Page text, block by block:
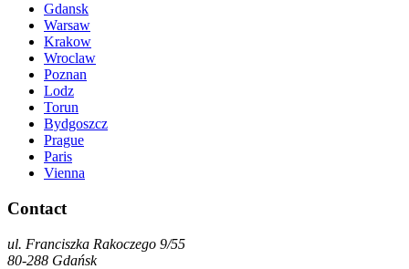
Gdansk
Warsaw
Krakow
Wroclaw
Poznan
Lodz
Torun
Bydgoszcz
Prague
Paris
Vienna
Contact
ul. Franciszka Rakoczego 9/55
80-288 Gdańsk